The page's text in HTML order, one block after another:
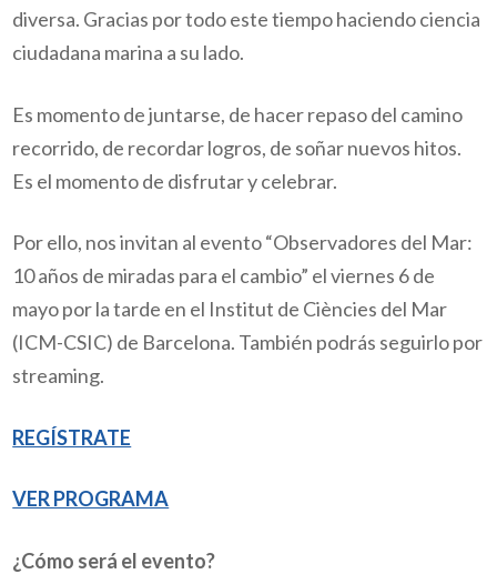
diversa. Gracias por todo este tiempo haciendo ciencia
ciudadana marina a su lado.
Es momento de juntarse, de hacer repaso del camino
recorrido, de recordar logros, de soñar nuevos hitos.
Es el momento de disfrutar y celebrar.
Por ello, nos invitan al evento “Observadores del Mar:
10 años de miradas para el cambio” el viernes 6 de
mayo por la tarde en el Institut de Ciències del Mar
(ICM-CSIC) de Barcelona. También podrás seguirlo por
streaming.
REGÍSTRATE
VER PROGRAMA
¿Cómo será el evento?